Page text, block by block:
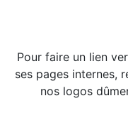
Pour faire un lien
ses pages internes,
nos logos